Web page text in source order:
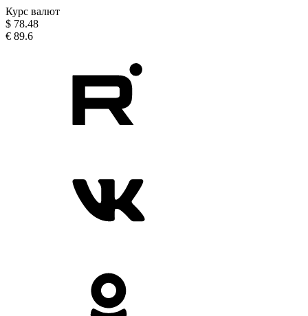
Курс валют
$ 78.48
€ 89.6